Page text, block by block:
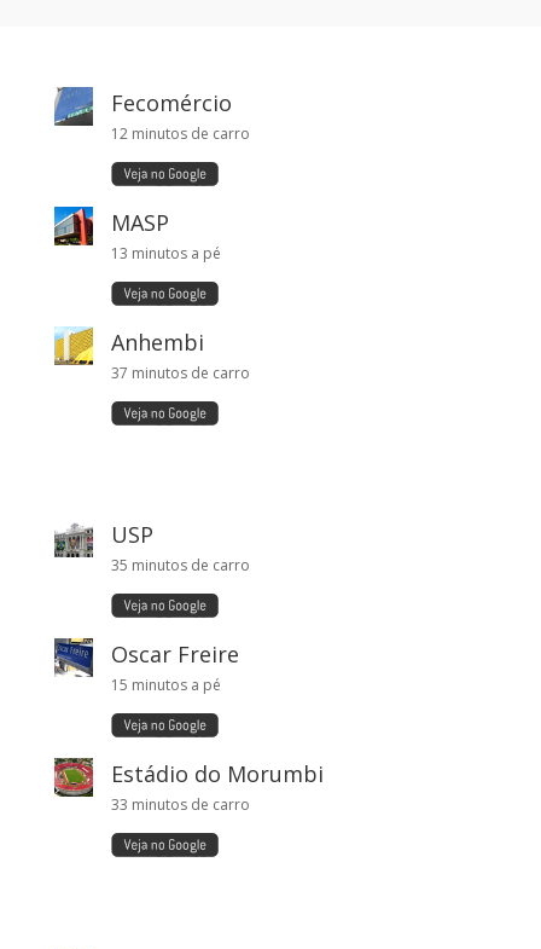
Fecomércio
12 minutos de carro
MASP
13 minutos a pé
Anhembi
37 minutos de carro
USP
35 minutos de carro
Oscar Freire
15 minutos a pé
Estádio do Morumbi
33 minutos de carro